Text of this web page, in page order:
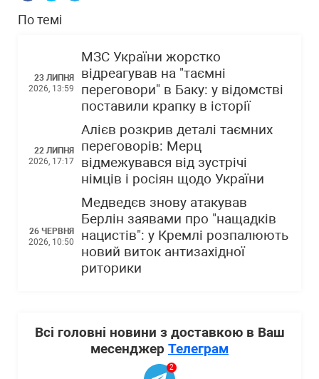
По темі
23 ЛИПНЯ
2026, 13:59
МЗС України жорстко
відреагував на "таємні
переговори" в Баку: у відомстві
поставили крапку в історії
22 ЛИПНЯ
2026, 17:17
Алієв розкрив деталі таємних
переговорів: Мерц
відмежувався від зустрічі
німців і росіян щодо України
26 ЧЕРВНЯ
2026, 10:50
Медведєв знову атакував
Берлін заявами про "нащадків
нацистів": у Кремлі розпалюють
новий виток антизахідної
риторики
Всі головні новини з доставкою в Ваш
месенджер Телеграм
2